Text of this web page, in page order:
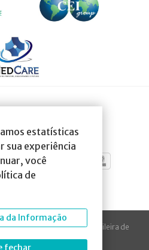
estatísticas
sua experiência
você
de
da Informação
fechar
à SBA Sociedade Brasileira de